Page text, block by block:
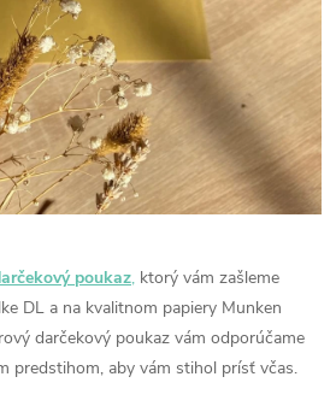
poukaz, ktorý vám zašleme
DL a na kvalitnom papiery Munken
darčekový poukaz vám odporúčame
predstihom, aby vám stihol prísť včas.